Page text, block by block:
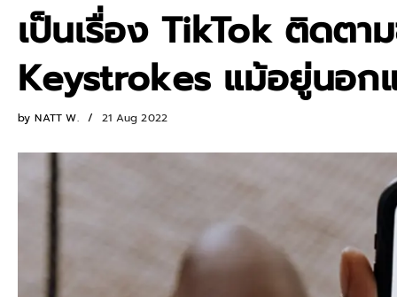
เป็นเรื่อง TikTok ติดต
Keystrokes แม้อยู่นอก
by NATT W. 21 Aug 2022